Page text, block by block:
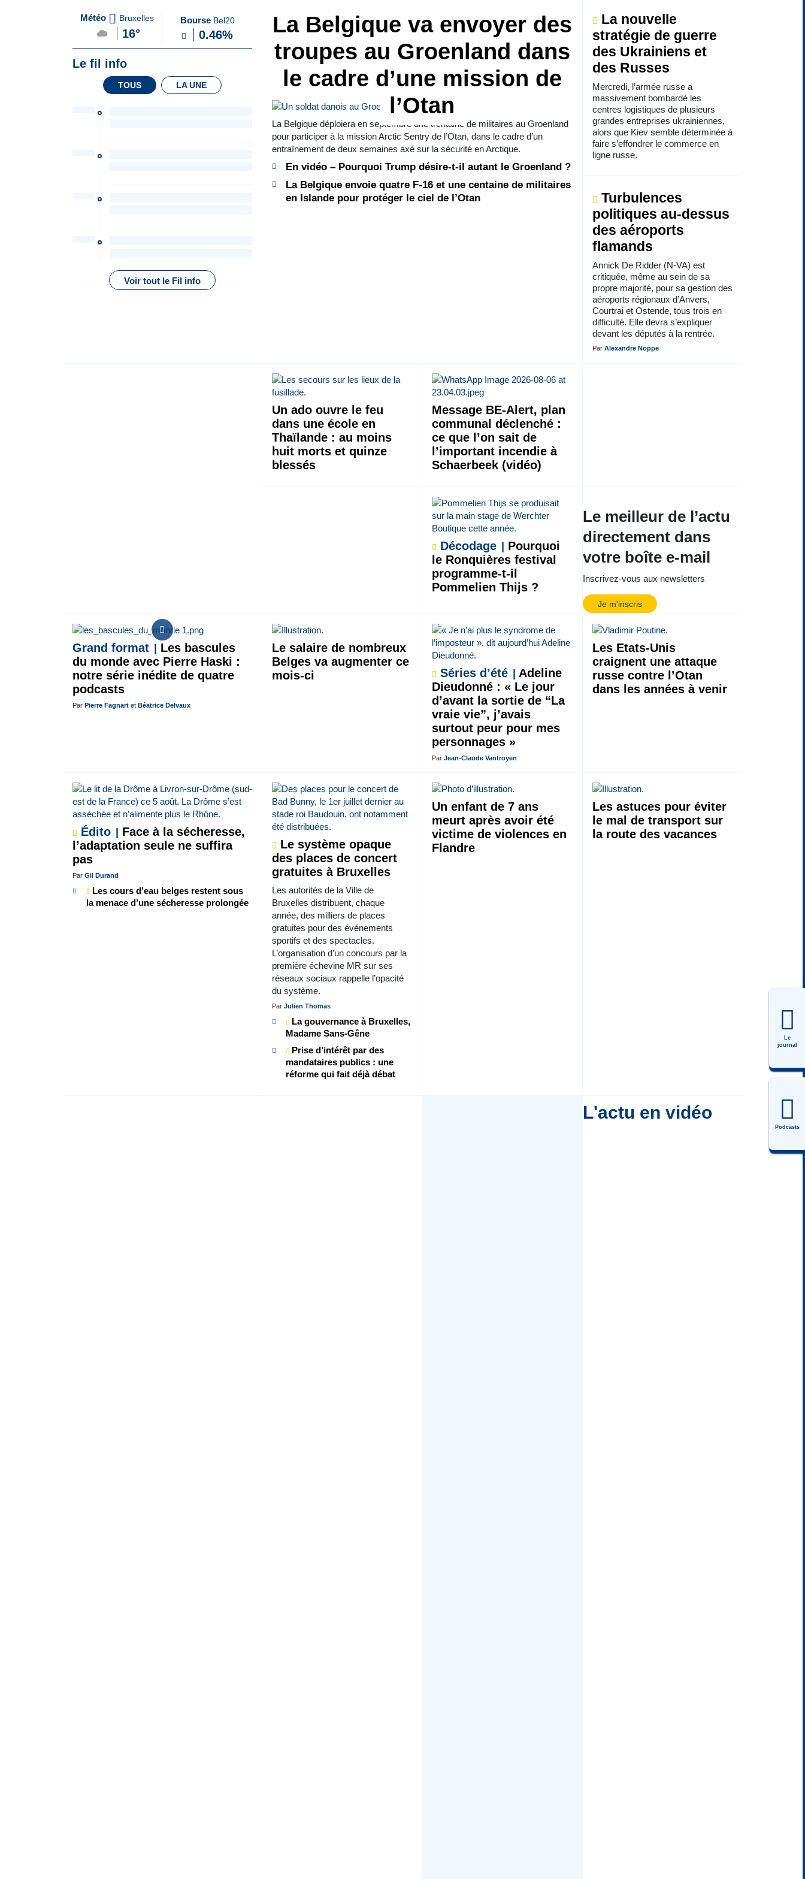
Le
journal
Podcasts
du Soir
Une
La Belgique va envoyer des
troupes au Groenland dans
le cadre d’une mission de
l’Otan
La Belgique déploiera en septembre une trentaine de militaires au Groenland
pour participer à la mission Arctic Sentry de l’Otan, dans le cadre d’un
entraînement de deux semaines axé sur la sécurité en Arctique.
En vidéo – Pourquoi Trump désire-t-il autant le Groenland ?
La Belgique envoie quatre F-16 et une centaine de militaires
en Islande pour protéger le ciel de l’Otan
La nouvelle
stratégie de guerre
des Ukrainiens et
des Russes
Mercredi, l’armée russe a
massivement bombardé les
centres logistiques de plusieurs
grandes entreprises ukrainiennes,
alors que Kiev semble déterminée à
faire s’effondrer le commerce en
ligne russe.
Turbulences
politiques au-dessus
des aéroports
flamands
Annick De Ridder (N-VA) est
critiquée, même au sein de sa
propre majorité, pour sa gestion des
aéroports régionaux d’Anvers,
Courtrai et Ostende, tous trois en
difficulté. Elle devra s’expliquer
devant les députés à la rentrée.
Par Alexandre Noppe
Un ado ouvre le feu
dans une école en
Thaïlande : au moins
huit morts et quinze
blessés
Message BE-Alert, plan
communal déclenché :
ce que l’on sait de
l’important incendie à
Schaerbeek (vidéo)
Décodage
Pourquoi
le Ronquières festival
programme-t-il
Pommelien Thijs ?
Météo Bruxelles
16°
Bourse Bel20
0.46%
Le fil info
LA UNE
TOUS
Voir tout le Fil info
Le meilleur de l’actu
directement dans
votre boîte e-mail
Inscrivez-vous aux newsletters
Je m'inscris
Grand format
Les bascules
du monde avec Pierre Haski :
notre série inédite de quatre
podcasts
Par Pierre Fagnartet Béatrice Delvaux
Le salaire de nombreux
Belges va augmenter ce
mois-ci
Séries d’été
Adeline
Dieudonné : « Le jour
d’avant la sortie de “La
vraie vie”, j’avais
surtout peur pour mes
personnages »
ParJean-Claude Vantroyen
Les Etats-Unis
craignent une attaque
russe contre l’Otan
dans les années à venir
Édito
Face à la sécheresse,
l’adaptation seule ne suffira
pas
Par Gil Durand
Les cours d’eau belges restent sous
la menace d’une sécheresse prolongée
Le système opaque
des places de concert
gratuites à Bruxelles
Les autorités de la Ville de
Bruxelles distribuent, chaque
année, des milliers de places
gratuites pour des événements
sportifs et des spectacles.
L’organisation d’un concours par la
première échevine MR sur ses
réseaux sociaux rappelle l’opacité
du système.
Par Julien Thomas
La gouvernance à Bruxelles,
Madame Sans-Gêne
Prise d’intérêt par des
mandataires publics : une
réforme qui fait déjà débat
Un enfant de 7 ans
meurt après avoir été
victime de violences en
Flandre
Les astuces pour éviter
le mal de transport sur
la route des vacances
L'actu en vidéo